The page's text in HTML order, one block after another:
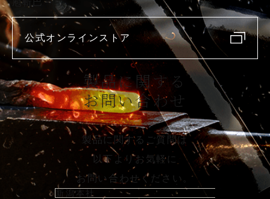
庖斬巴
公式オンラインストア
製品に関する
お問い合わせ
製品に関するご質問は
以下よりお気軽に
お問い合わせください。
新潟本社